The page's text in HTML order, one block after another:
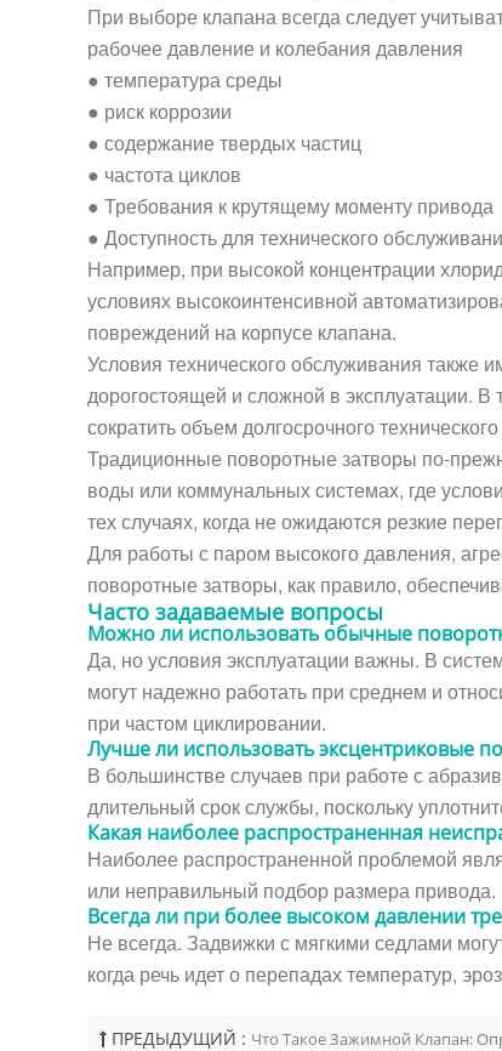
При выборе клапана всегда следует
рабочее давление и колебания давления
● температура среды
● риск коррозии
● содержание твердых частиц
● частота циклов
● Требования к крутящему моменту привода
● Доступность для технического
Например, при высокой концентрации
условиях высокоинтенсивной
повреждений на корпусе клапана.
Условия технического обслуживания также
дорогостоящей и сложной в эксплуатации. В
сократить объем долгосрочного
Традиционные поворотные затворы по-
воды или коммунальных системах, где
тех случаях, когда не ожидаются резкие
Для работы с паром высокого давления,
поворотные затворы, как правило,
Часто задаваемые вопросы
Можно ли использовать обычные
Да, но условия эксплуатации важны. В
могут надежно работать при среднем и
при частом циклировании.
Лучше ли использовать эксцентриковые
В большинстве случаев при работе с
длительный срок службы, поскольку
Какая наиболее распространенная
Наиболее распространенной проблемой
или неправильный подбор размера привода.
Всегда ли при более высоком давлении
Не всегда. Задвижки с мягкими седлами
когда речь идет о перепадах температур,
ПРЕДЫДУЩИЙ : Что Такое Зажимной Клапан: